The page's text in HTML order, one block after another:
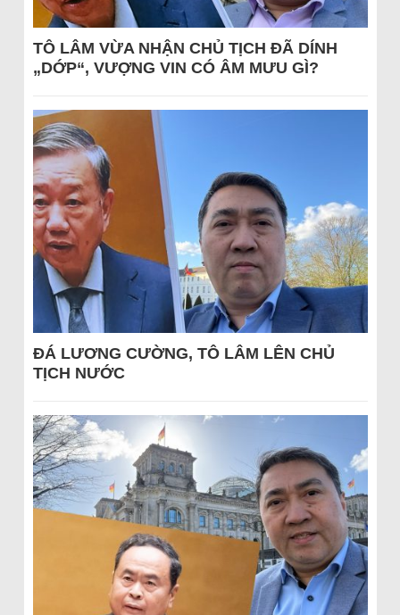
TÔ LÂM VỪA NHẬN CHỦ TỊCH ĐÃ DÍNH
„DỚP“, VƯỢNG VIN CÓ ÂM MƯU GÌ?
ĐÁ LƯƠNG CƯỜNG, TÔ LÂM LÊN CHỦ
TỊCH NƯỚC